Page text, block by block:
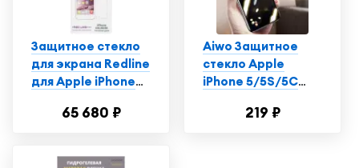
Защитное стекло
для экрана Redline
для Apple iPhone
(УТ000004780)
65 680 ₽
Aiwo Защитное
стекло Apple
iPhone 5/5S/5С
219 ₽